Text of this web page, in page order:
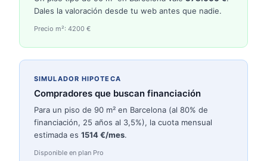
Dales la valoración desde tu web antes que nadie.
Precio m²: 4200 €
SIMULADOR HIPOTECA
Compradores que buscan financiación
Para un piso de 90 m² en Barcelona (al 80% de
financiación, 25 años al 3,5%), la cuota mensual
estimada es 1514€/mes.
Disponible en plan Pro